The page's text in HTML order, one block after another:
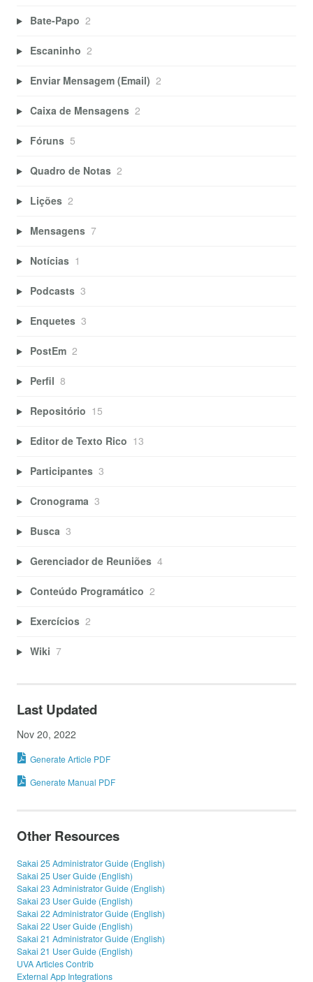
Bate-Papo 2
Escaninho 2
Enviar Mensagem (Email) 2
Caixa de Mensagens 2
Fóruns 5
Quadro de Notas 2
Lições 2
Mensagens 7
Notícias 1
Podcasts 3
Enquetes 3
PostEm 2
Perfil 8
Repositório 15
Editor de Texto Rico 13
Participantes 3
Cronograma 3
Busca 3
Gerenciador de Reuniões 4
Conteúdo Programático 2
Exercícios 2
Wiki 7
Last Updated
Nov 20, 2022
Generate Article PDF
Generate Manual PDF
Other Resources
Sakai 25 Administrator Guide (English)
Sakai 25 User Guide (English)
Sakai 23 Administrator Guide (English)
Sakai 23 User Guide (English)
Sakai 22 Administrator Guide (English)
Sakai 22 User Guide (English)
Sakai 21 Administrator Guide (English)
Sakai 21 User Guide (English)
UVA Articles Contrib
External App Integrations